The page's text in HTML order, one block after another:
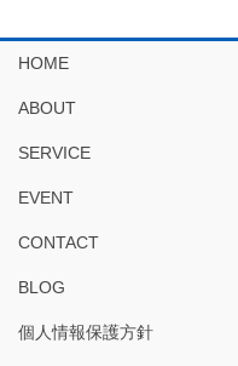
HOME
ABOUT
SERVICE
EVENT
CONTACT
BLOG
個人情報保護方針